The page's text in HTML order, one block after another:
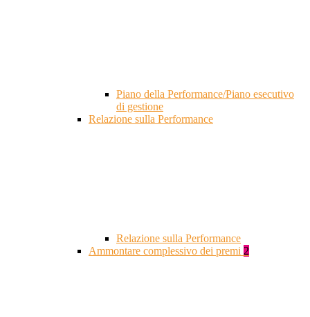
Piano della Performance/Piano esecutivo
di gestione
Relazione sulla Performance
Relazione sulla Performance
Ammontare complessivo dei premi 2